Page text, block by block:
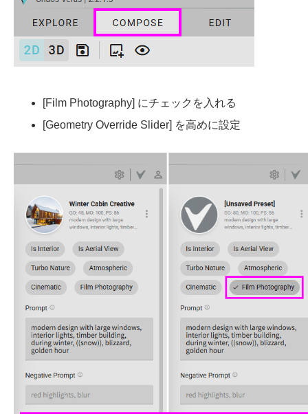
[Film Photography] にチェックを入れる
[Geometry Override Slider] を高めに設定